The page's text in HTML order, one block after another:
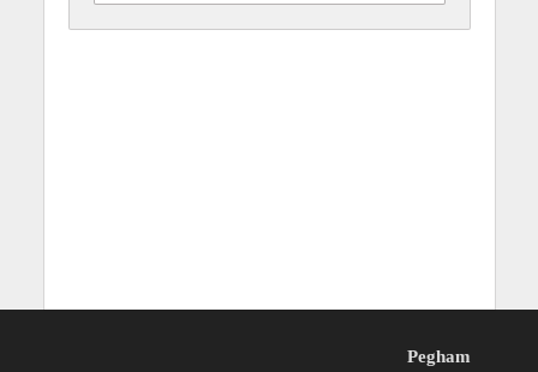
Pegham